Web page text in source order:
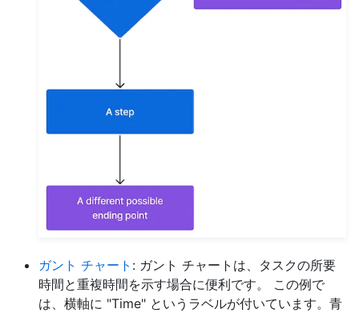
ガント チャート : ガント チャートは、タスクの所要
時間と重複時間を示す場合に便利です。 この例で
は、横軸に "Time" というラベルが付いています。青